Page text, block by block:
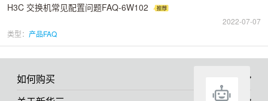
H3C 交换机常见配置问题FAQ-6W102
2022-07-07
类型： 产品FAQ
如何购买